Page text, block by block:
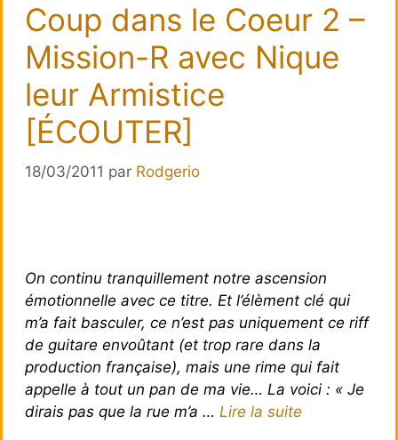
Coup dans le Coeur 2 –
Mission-R avec Nique
leur Armistice
[ÉCOUTER]
18/03/2011 par Rodgerio
On continu tranquillement notre ascension
émotionnelle avec ce titre. Et l’élèment clé qui
m’a fait basculer, ce n’est pas uniquement ce riff
de guitare envoûtant (et trop rare dans la
production française), mais une rime qui fait
appelle à tout un pan de ma vie… La voici : « Je
dirais pas que la rue m’a … Lire la suite